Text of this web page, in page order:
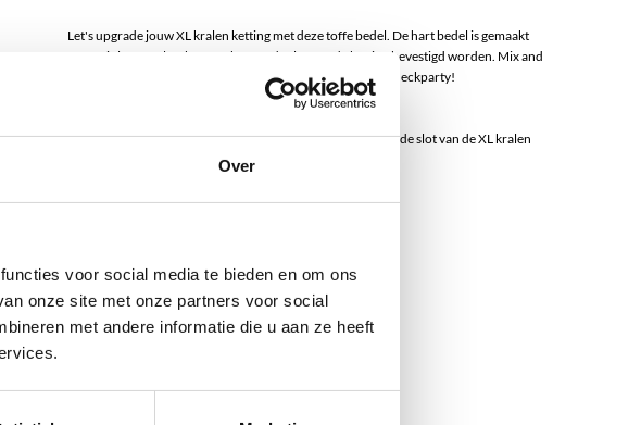
Over
voor social media te bieden en om ons
onze site met onze partners voor social
met andere informatie die u aan ze heeft
Let's upgrade jouw XL kralen ketting met deze toffe bedel. De hart bedel is gemaakt
van stainless steel en kan aan het ronde slot van de ketting bevestigd worden. Mix and
match met onze andere XL pendants en creëer jouw eigen neckparty!
Let op: de bedel kan alleen vastgemaakt worden aan het ronde slot van de XL kralen